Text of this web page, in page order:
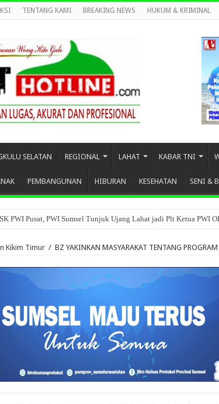
TENTANG KAMI BREAKING NEWS HUKUM & KRIMINAL
SELATAN REGIONAL LAHAT KABAR TNI
PEMBANGUNAN HIBURAN KESEHATAN SENI &
PWI Pusat, PWI Sumsel Tunjuk Ujang Lahat jadi Plt Ketua PWI
Kikim Timur / BZ YAKINKAN MASYARAKAT TENTANG PROGRAM